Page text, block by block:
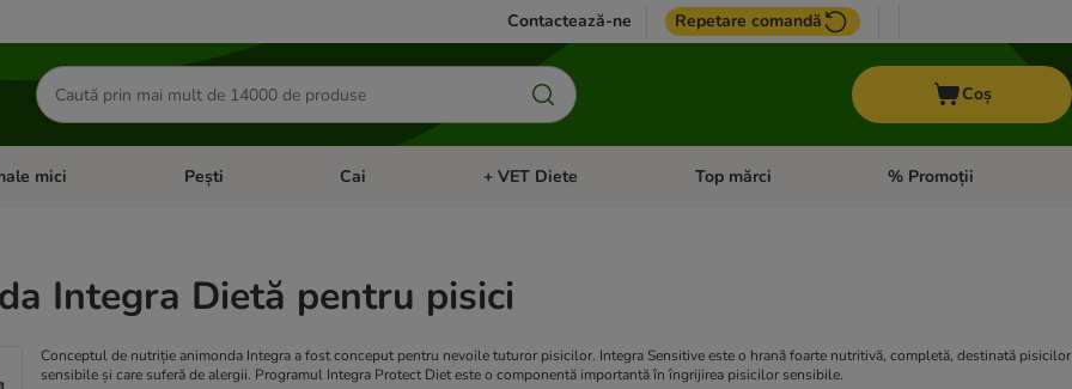
Contactează-ne Repetare comandă
Căutare
produse
Coș
Pisicimeniul cu categorii: Păsări
mici Deschideți meniul cu categorii: Animale mici
Pești Deschideți meniul cu categorii: Pești
Cai Deschideți meniul cu categorii: Cai
+ VET Diete Deschideți meniul cu categorii: + VET Diete
Top mărci Deschideți meniul cu
% Promoții
Integra Dietă pentru pisici
Conceptul de nutriție animonda Integra a fost conceput pentru nevoile tuturor pisicilor. Integra Sensitive este o hrană foarte nutritivă, completă, destinată pisicilor
sensibile și care suferă de alergii. Programul Integra Protect Diet este o componentă importantă în îngrijirea pisicilor sensibile.